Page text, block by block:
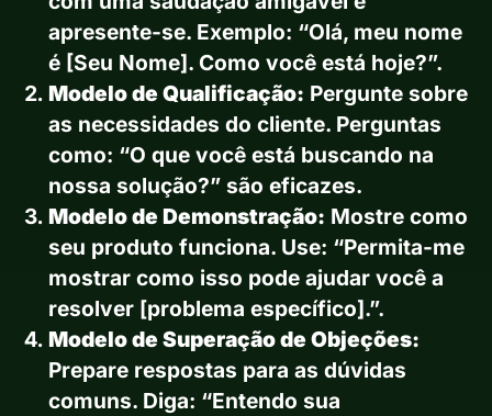
apresente-se. Exemplo: “Olá, meu nome
é [Seu Nome]. Como você está hoje?”.
Modelo de Qualificação: Pergunte sobre
as necessidades do cliente. Perguntas
como: “O que você está buscando na
nossa solução?” são eficazes.
Modelo de Demonstração: Mostre como
seu produto funciona. Use: “Permita-me
mostrar como isso pode ajudar você a
resolver [problema específico].”.
Modelo de Superação de Objeções:
Prepare respostas para as dúvidas
comuns. Diga: “Entendo sua